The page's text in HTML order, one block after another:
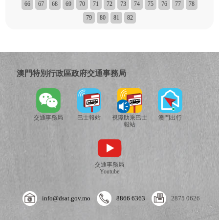
66
67 68 69 70 71 72 73 74 75 76 77
78
79
80 81 82
澳門特別行政區政府交通事務局
交通事務局 巴士報站
視障助乘巴士
報站
澳門出行
交通事務局
Youtube
info@dsat.gov.mo 8866 6363 2875 0626